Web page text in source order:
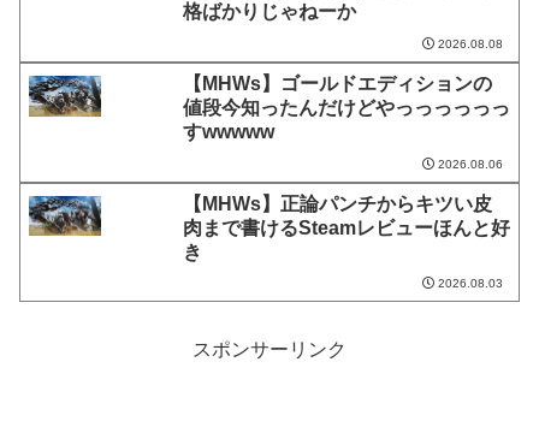
格ばかりじゃねーか
2026.08.08
【MHWs】ゴールドエディションの
値段今知ったんだけどやっっっっっっ
すwwwww
2026.08.06
【MHWs】正論パンチからキツい皮
肉まで書けるSteamレビューほんと好
き
2026.08.03
スポンサーリンク